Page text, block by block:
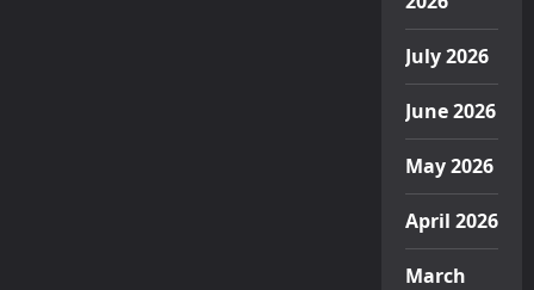
July 2026
June 2026
May 2026
April 2026
March